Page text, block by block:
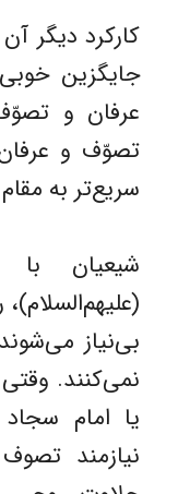
کارکرد دیگر
جایگزین
عرفان و
تصوّف و
سریع‌تر به
شیعیان
بی‌نیاز
نمی‌کنند.
یا امام
نیازمند